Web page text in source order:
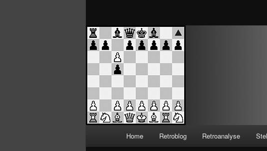
Zum
Zum
Home Retroblog Retroanalyse